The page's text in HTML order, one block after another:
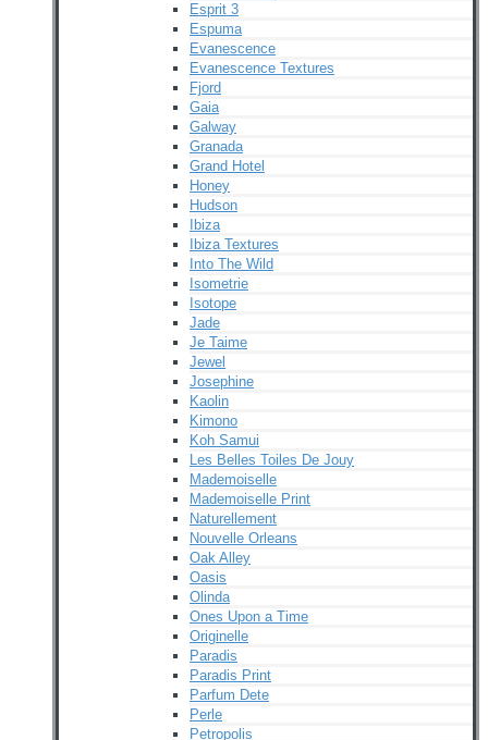
Esprit 3
Espuma
Evanescence
Evanescence Textures
Fjord
Gaia
Galway
Granada
Grand Hotel
Honey
Hudson
Ibiza
Ibiza Textures
Into The Wild
Isometrie
Isotope
Jade
Je Taime
Jewel
Josephine
Kaolin
Kimono
Koh Samui
Les Belles Toiles De Jouy
Mademoiselle
Mademoiselle Print
Naturellement
Nouvelle Orleans
Oak Alley
Oasis
Olinda
Ones Upon a Time
Originelle
Paradis
Paradis Print
Parfum Dete
Perle
Petropolis